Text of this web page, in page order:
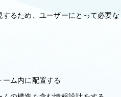
るため、ユーザーにとって必要な
ム内に配置する